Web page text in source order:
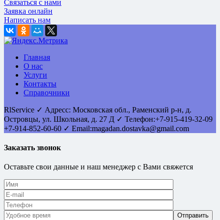
Связаться с нами
Заявка онлайн
Написать нам
Главная
О нас
Услуги
Контакты
Справочники
RlService ✓ Адресс: Московская обл., Раменский р-н, д.
Островцы, ул. Школьная, д. 27 Д ✓ Телефон:+7-915-419-32-09
+7-914-852-60-60 ✓ Email:magadan.dostavka@gmail.com
Заказать звонок
Оставьте свои данные и наш менеджер с Вами свяжется